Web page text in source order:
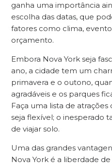
ganha uma importância
escolha das datas, que
fatores como clima,
orçamento.
Embora Nova York seja
ano, a cidade tem um
primavera e o outono,
agradáveis e os parques
Faça uma lista de
seja flexível; o inesperado
de viajar solo.
Uma das grandes
Nova York é a liberdade